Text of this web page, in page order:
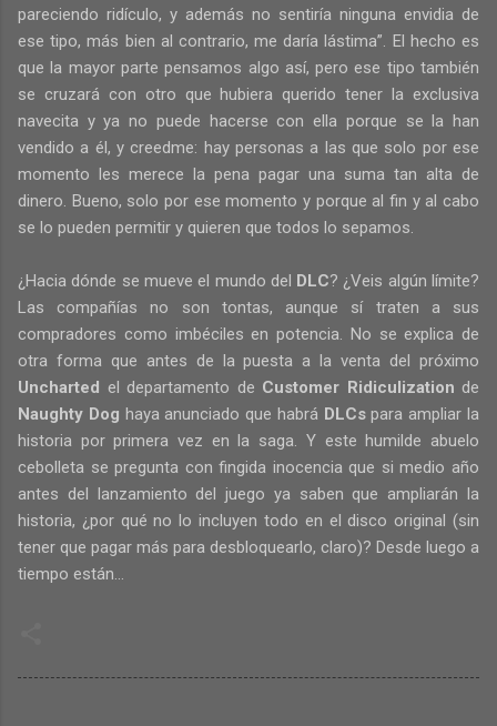
pareciendo ridículo, y además no sentiría ninguna envidia de
ese tipo, más bien al contrario, me daría lástima”. El hecho es
que la mayor parte pensamos algo así, pero ese tipo también
se cruzará con otro que hubiera querido tener la exclusiva
navecita y ya no puede hacerse con ella porque se la han
vendido a él, y creedme: hay personas a las que solo por ese
momento les merece la pena pagar una suma tan alta de
dinero. Bueno, solo por ese momento y porque al fin y al cabo
se lo pueden permitir y quieren que todos lo sepamos.
¿Hacia dónde se mueve el mundo del DLC? ¿Veis algún límite?
Las compañías no son tontas, aunque sí traten a sus
compradores como imbéciles en potencia. No se explica de
otra forma que antes de la puesta a la venta del próximo
Uncharted el departamento de Customer Ridiculization de
Naughty Dog haya anunciado que habrá DLCspara ampliar la
historia por primera vez en la saga. Y este humilde abuelo
cebolleta se pregunta con fingida inocencia que si medio año
antes del lanzamiento del juego ya saben que ampliarán la
historia, ¿por qué no lo incluyen todo en el disco original (sin
tener que pagar más para desbloquearlo, claro)? Desde luego a
tiempo están…